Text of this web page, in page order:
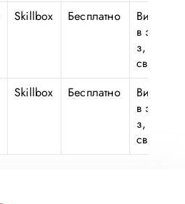
Skillbox Бесплатно
в
з,
связь
Skillbox Бесплатно
в
з,
связь